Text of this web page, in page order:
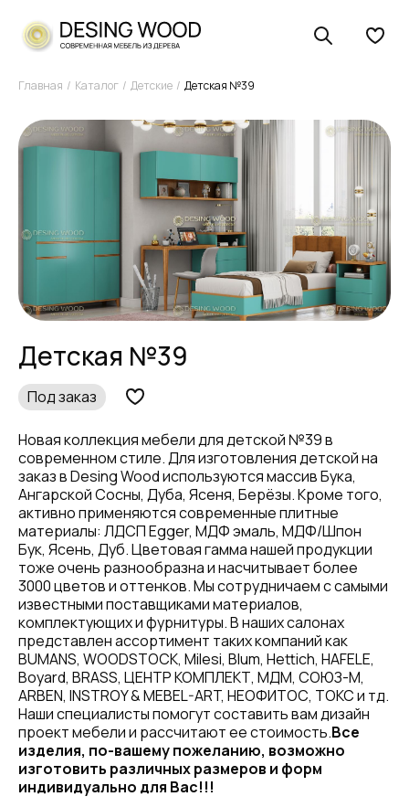
Главная Каталог Детские Детская №39
Детская №39
Под заказ
Новая коллекция мебели для детской №39 в
современном стиле. Для изготовления детской на
заказ в Desing Wood используются массив Бука,
Ангарской Сосны, Дуба, Ясеня, Берёзы. Кроме того,
активно применяются современные плитные
материалы: ЛДСП Egger, МДФ эмаль, МДФ/Шпон
Бук, Ясень, Дуб. Цветовая гамма нашей продукции
тоже очень разнообразна и насчитывает более
3000 цветов и оттенков. Мы сотрудничаем с самыми
известными поставщиками материалов,
комплектующих и фурнитуры. В наших салонах
представлен ассортимент таких компаний как
BUMANS, WOODSTOCK, Milesi, Blum, Hettich, HAFELE,
Boyard, BRASS, ЦЕНТР КОМПЛЕКТ, МДМ, СОЮЗ-М,
ARBEN, INSTROY & MEBEL-ART, НЕОФИТОС, ТОКС и тд.
Наши специалисты помогут составить вам дизайн
проект мебели и рассчитают ее стоимость.Все
изделия, по-вашему пожеланию, возможно
изготовить различных размеров и форм
индивидуально для Вас!!!